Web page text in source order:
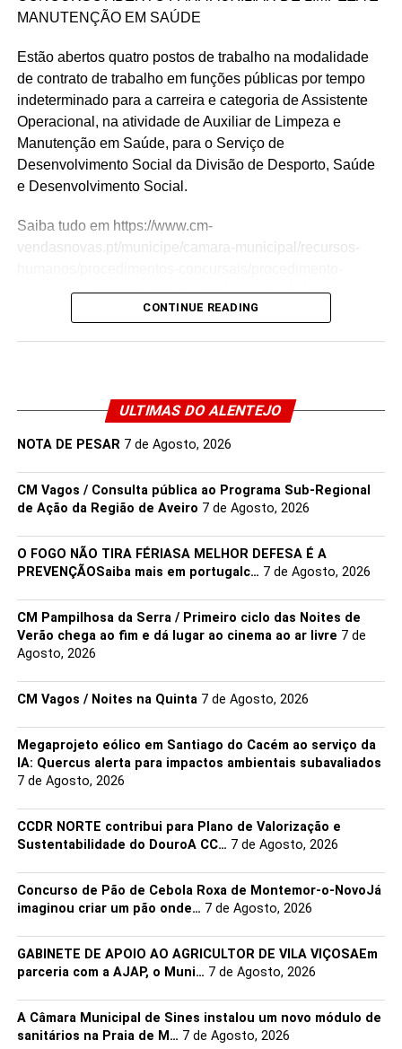
Link no Facebook
Facebook
Mastodon
EmailShare
MANUTENÇÃO EM SAÚDE
Estão abertos quatro postos de trabalho na modalidade
de contrato de trabalho em funções públicas por tempo
indeterminado para a carreira e categoria de Assistente
Operacional, na atividade de Auxiliar de Limpeza e
Manutenção em Saúde, para o Serviço de
Desenvolvimento Social da Divisão de Desporto, Saúde
e Desenvolvimento Social.
Saiba tudo em https://www.cm-
vendasnovas.pt/municipe/camara-municipal/recursos-
concursal-assistente-operacional-auxiliar-de-limpeza-e-
manutencao-em-saude/
Link no Facebook
Facebook
Mastodon
EmailShare
CONTINUE READING
ULTIMAS DO ALENTEJO
NOTA DE PESAR 7 de Agosto, 2026
CM Vagos / Consulta pública ao Programa Sub-Regional
de Ação da Região de Aveiro 7 de Agosto, 2026
O FOGO NÃO TIRA FÉRIASA MELHOR DEFESA É A
PREVENÇÃOSaiba mais em portugalc… 7 de Agosto, 2026
CM Pampilhosa da Serra / Primeiro ciclo das Noites de
Verão chega ao fim e dá lugar ao cinema ao ar livre 7 de
Agosto, 2026
CM Vagos / Noites na Quinta 7 de Agosto, 2026
Megaprojeto eólico em Santiago do Cacém ao serviço da
IA: Quercus alerta para impactos ambientais subavaliados
7 de Agosto, 2026
CCDR NORTE contribui para Plano de Valorização e
Sustentabilidade do DouroA CC… 7 de Agosto, 2026
Concurso de Pão de Cebola Roxa de Montemor-o-NovoJá
imaginou criar um pão onde… 7 de Agosto, 2026
GABINETE DE APOIO AO AGRICULTOR DE VILA VIÇOSAEm
parceria com a AJAP, o Muni… 7 de Agosto, 2026
A Câmara Municipal de Sines instalou um novo módulo de
sanitários na Praia de M… 7 de Agosto, 2026